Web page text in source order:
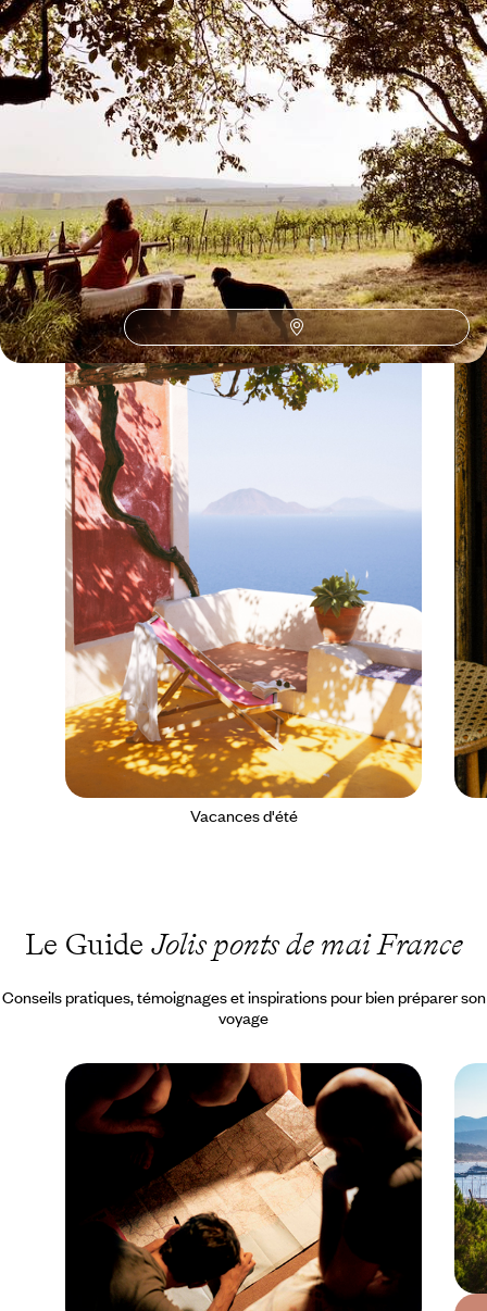
France (3)
La France selon vos envies
Parce que chaque voyageur est différent
Vacances d'été
Le Guide Jolis ponts de mai France
Conseils pratiques, témoignages et inspirations pour bien préparer son
voyage